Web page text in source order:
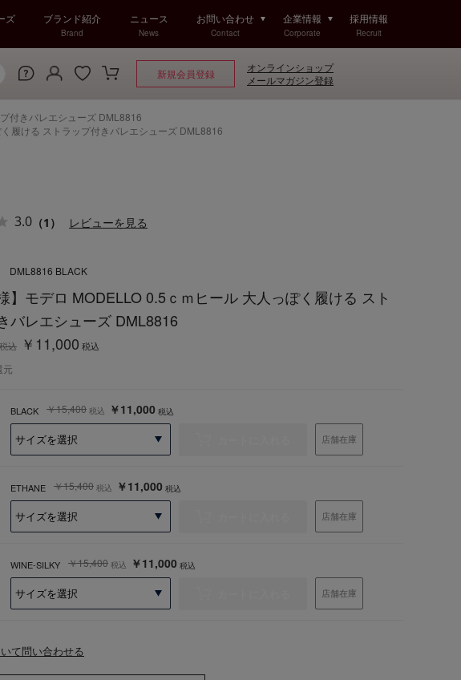
ズ ブランド紹介
Brand
ニュース
News
お問い合わせ
Contact
企業情報
Corporate
採用情報
Recruit
新規会員登録
オンラインショップ
メールマガジン登録
付きバレエシューズ DML8816
履ける ストラップ付きバレエシューズ DML8816
3.0 （1） レビューを見る
】モデロ MODELLO 0.5ｃｍヒール 大人っぽく履ける スト
バレエシューズ DML8816
￥11,000 税込
税込
BLACK ￥11,000 税込
￥15,400 税込
店舗在庫
ETHANE ￥11,000 税込
￥15,400 税込
店舗在庫
WINE-SILKY ￥11,000 税込
￥15,400 税込
店舗在庫
DML8816 BLACK
元
て問い合わせる